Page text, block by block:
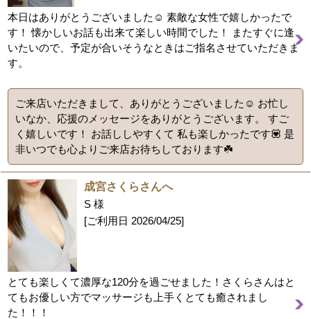
本日はありがとうございました☺️ 素敵な女性で嬉しかったで
す！ 懐かしいお話も出来て楽しい時間でした！ またすぐに逢
いたいので、予定が合いそうなときはご指名させていただきま
す。
ご来店いただきまして、ありがとうございました☺️ お忙し
いなか、応援のメッセージをありがとうございます。 すご
く嬉しいです！ お話ししやすくて 私も楽しかったです💟 是
非いつでも心よりご来店お待ちしております☘️
成宮さくらさんへ
S 様
[ご利用日 2026/04/25]
とても楽しくて濃厚な120分を過ごせました！さくらさんはと
てもお優しい方でマッサージも上手くとても癒されまし
た！！！